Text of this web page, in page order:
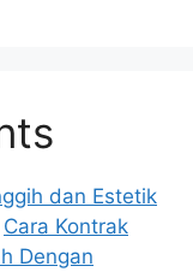
dan Estetik
Cara Kontrak
Dengan